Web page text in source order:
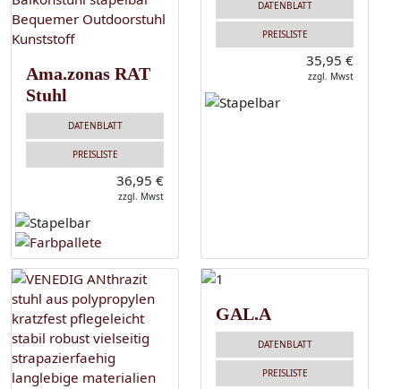
Ama.zonas RAT
Stuhl
DATENBLATT
PREISLISTE
36,95 €
zzgl. Mwst
DATENBLATT
PREISLISTE
35,95 €
zzgl. Mwst
GAL.A
DATENBLATT
PREISLISTE